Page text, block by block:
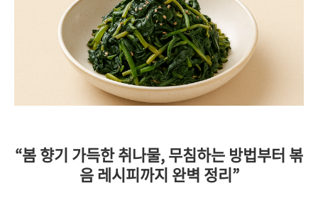
“봄 향기 가득한 취나물, 무침하는 방법부터 볶
음 레시피까지 완벽 정리”